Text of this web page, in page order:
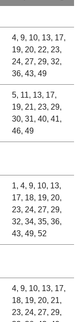
4, 9, 10, 13, 17,
19, 20, 22, 23,
24, 27, 29, 32,
36, 43, 49
5, 11, 13, 17,
19, 21, 23, 29,
30, 31, 40, 41,
46, 49
1, 4, 9, 10, 13,
17, 18, 19, 20,
23, 24, 27, 29,
32, 34, 35, 36,
43, 49, 52
4, 9, 10, 13, 17,
18, 19, 20, 21,
23, 24, 27, 29,